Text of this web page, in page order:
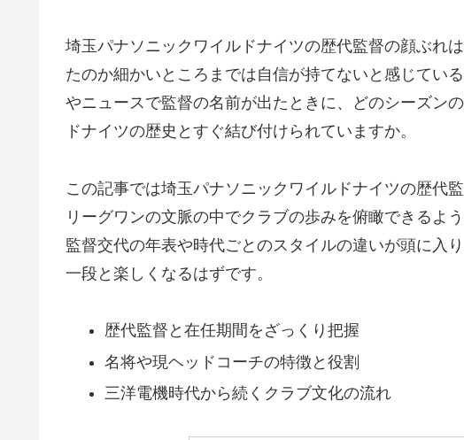
埼玉パナソニックワイルドナイツの歴代監督の顔ぶれ
たのか細かいところまでは自信が持てないと感じてい
やニュースで監督の名前が出たときに、どのシーズン
ドナイツの歴史とすぐ結び付けられていますか。
この記事では埼玉パナソニックワイルドナイツの歴代
リーグワンの文脈の中でクラブの歩みを俯瞰できるよ
監督交代の年表や時代ごとのスタイルの違いが頭に入
一段と楽しくなるはずです。
歴代監督と在任期間をざっくり把握
名将や現ヘッドコーチの特徴と役割
三洋電機時代から続くクラブ文化の流れ